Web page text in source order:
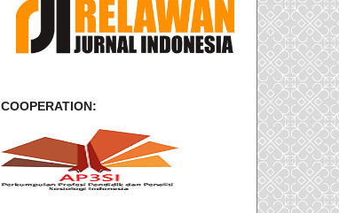
COOPERATION: